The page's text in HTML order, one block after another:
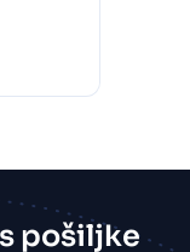
pošiljke